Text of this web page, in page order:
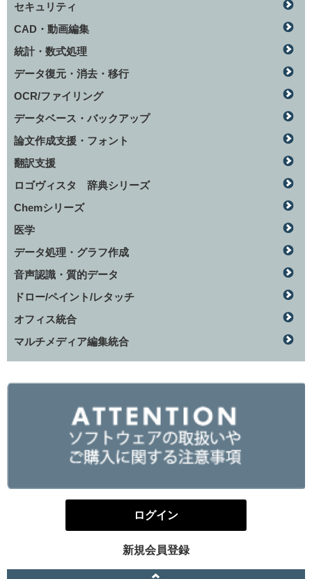
セキュリティ
CAD・動画編集
統計・数式処理
データ復元・消去・移行
OCR/ファイリング
データベース・バックアップ
論文作成支援・フォント
翻訳支援
ロゴヴィスタ 辞典シリーズ
Chemシリーズ
医学
データ処理・グラフ作成
音声認識・質的データ
ドロー/ペイント/レタッチ
オフィス統合
マルチメディア編集統合
ログイン
新規会員登録